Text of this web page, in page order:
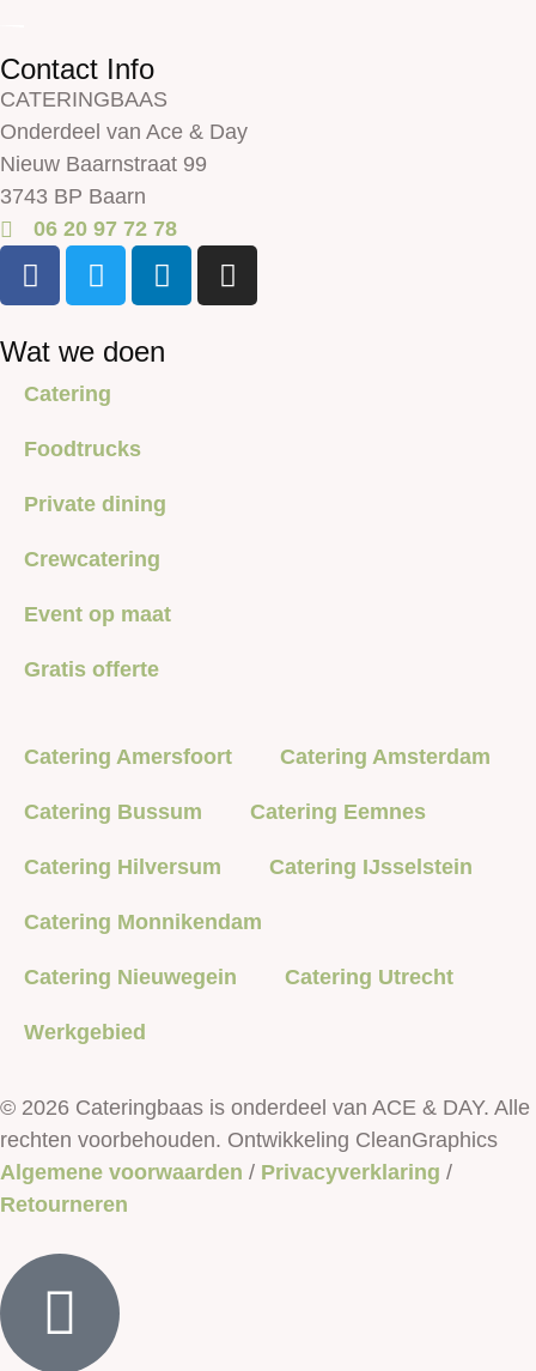
Contact Info
CATERINGBAAS
Onderdeel van Ace & Day
Nieuw Baarnstraat 99
3743 BP Baarn
06 20 97 72 78
Wat we doen
Catering
Foodtrucks
Private dining
Crewcatering
Event op maat
Gratis offerte
Catering Amersfoort Catering Amsterdam
Catering Bussum Catering Eemnes
Catering Hilversum Catering IJsselstein
Catering Monnikendam
Catering Nieuwegein Catering Utrecht
Werkgebied
© 2026 Cateringbaas is onderdeel van ACE & DAY. Alle
rechten voorbehouden. Ontwikkeling CleanGraphics
Algemene voorwaarden / Privacyverklaring /
Retourneren